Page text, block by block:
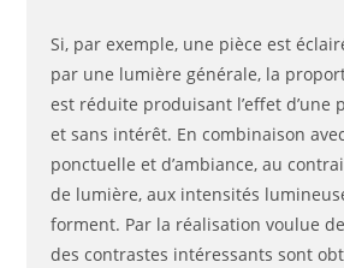
Si, par exemple, une pièce est
par une lumière générale, la
est réduite produisant l’effet d’une
et sans intérêt. En combinaison
ponctuelle et d’ambiance, au
de lumière, aux intensités
forment. Par la réalisation voulue
des contrastes intéressants sont